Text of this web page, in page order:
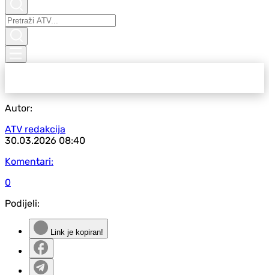
Autor:
ATV redakcija
30.03.2026 08:40
Komentari:
0
Podijeli:
Link je kopiran!